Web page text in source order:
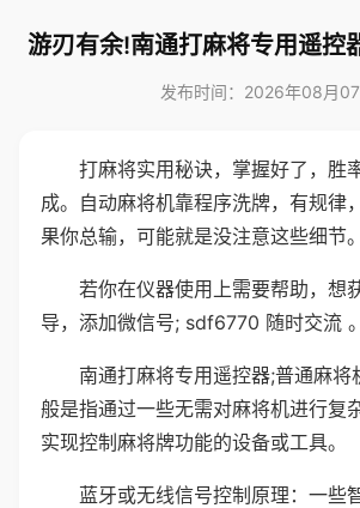
游刃有余!南通打麻将专用遥控
发布时间：2026年08月
打麻将实用秘诀，掌握好了，胜
成。自动麻将机靠程序洗牌，有规律
果你总输，可能就是没注意这些细节。
若你在仪器使用上需要帮助，想
导，添加微信号; sdf6770 随时交流 。
南通打麻将专用遥控器;普通麻将
般是指通过一些无需对麻将机进行复
实现控制麻将牌功能的设备或工具。
蓝牙或无线信号控制原理：一些